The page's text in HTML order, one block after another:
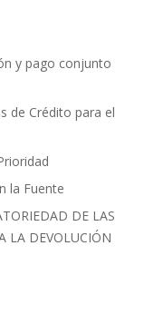
y pago conjunto
de Crédito para el
la Fuente
DE LAS
LA DEVOLUCIÓN